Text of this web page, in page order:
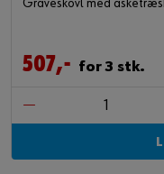
Graveskovl med
507,- for 3 stk.